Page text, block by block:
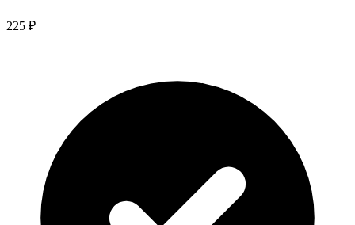
225 ₽